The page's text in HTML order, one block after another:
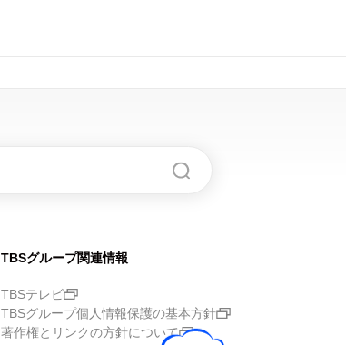
TBSグループ関連情報
TBSテレビ
TBSグループ個人情報保護の基本方針
著作権とリンクの方針について